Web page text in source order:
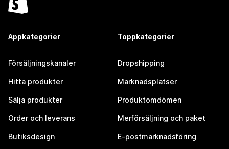
Appkategorier
Försäljningskanaler
Hitta produkter
Sälja produkter
Order och leverans
Butiksdesign
Toppkategorier
Dropshipping
Marknadsplatser
Produktomdömen
Merförsäljning och paket
E-postmarknadsföring